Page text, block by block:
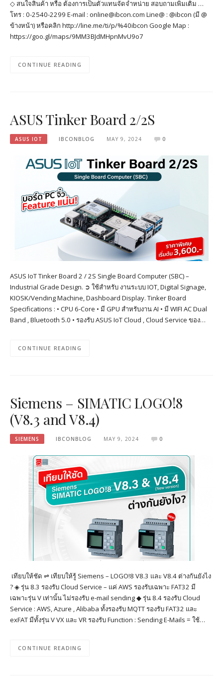
◇ สนใจสินค้า หรือ ต้องการเป็นตัวแทนจัดจำหน่าย สอบถามเพิ่มเติม …
โทร : 0-2540-2299 E-mail : online@ibcon.com Line@ : @ibcon (มี @
ข้างหน้า) หรือคลิก http://line.me/ti/p/%40ibcon Google Map :
https://goo.gl/maps/9MM3BJdMHpnMvU9o7
CONTINUE READING
ASUS Tinker Board 2/2S
ASUS IOT IBCONBLOG MAY 9, 2024 0
ASUS IoT Tinker Board 2 / 2S Single Board Computer (SBC) –
Industrial Grade Design. ➲ ใช้สำหรับ งานระบบ IOT, Digital Signage,
KIOSK/Vending Machine, Dashboard Display. Tinker Board
Specifications : • CPU 6-Core • มี GPU สำหรับงาน AI • มี WIFI AC Dual
Band , Bluetooth 5.0 • รองรับ ASUS IoT Cloud , Cloud Service ของ…
CONTINUE READING
Siemens – SIMATIC LOGO!8
(V8.3 and V8.4)
SIEMENS IBCONBLOG MAY 9, 2024 0
เทียบให้ชัด ⇌ เทียบให้รู้ Siemens – LOGO!8 V8.3 และ V8.4 ต่างกันยังไง
? ◈ รุ่น 8.3 รองรับ Cloud Service – แค่ AWS รองรับเฉพาะ FAT32 มี
เฉพาะรุ่น V เท่านั้น ไม่รองรับ e-mail sending ◆ รุ่น 8.4 รองรับ Cloud
Service : AWS, Azure , Alibaba ทั้งรองรับ MQTT รองรับ FAT32 และ
exFAT มีทั้งรุ่น V VX และ VR รองรับ Function : Sending E-Mails = ใช้…
CONTINUE READING